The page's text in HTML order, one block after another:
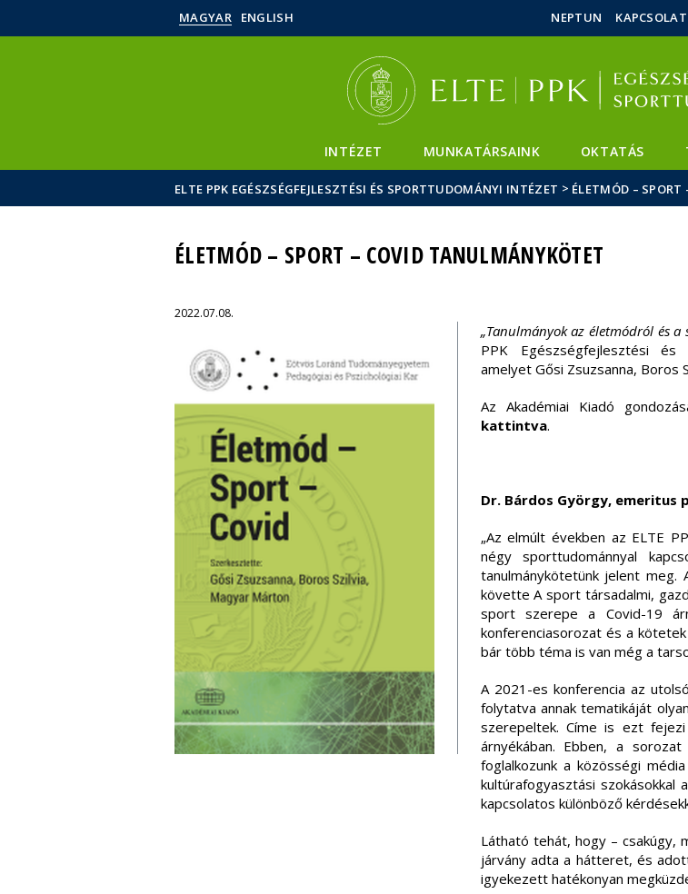
Hírek
Események
ELTE a
MAGYAR ENGLISH NEPTUN KAPCSOLAT
INTÉZET MUNKATÁRSAINK OKTATÁS
ELTE PPK EGÉSZSÉGFEJLESZTÉSI ÉS SPORTTUDOMÁNYI INTÉZET > ÉLETMÓD –
ÉLETMÓD – SPORT – COVID TANULMÁNYKÖTET
2022.07.08.
„Tanulmányok az életmódról és
PPK Egészségfejlesztési és
amelyet Gősi Zsuzsanna,
Az Akadémiai Kiadó
kattintva.
Dr. Bárdos György,
„Az elmúlt években az ELTE
négy sporttudománnyal
tanulmánykötetünk jelent
követte A sport társadalmi,
sport szerepe a Covid-19
konferenciasorozat és a
bár több téma is van még a
A 2021-es konferencia az
folytatva annak tematikáját
szerepeltek. Címe is ezt
árnyékában. Ebben, a
foglalkozunk a közösségi
kultúrafogyasztási szokásokkal
kapcsolatos különböző
Látható tehát, hogy – csakúgy,
járvány adta a hátteret, és
igyekezett hatékonyan